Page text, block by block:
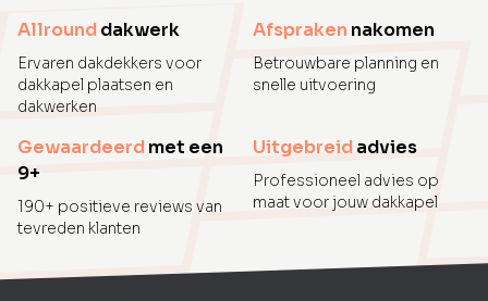
Allrounddakwerk
Ervaren dakdekkers voor
dakkapel plaatsen en
dakwerken
Afspraken nakomen
Betrouwbare planning en
snelle uitvoering
Gewaardeerdmet een
9+
190+ positieve reviews van
tevreden klanten
Uitgebreidadvies
Professioneel advies op
maat voor jouw dakkapel